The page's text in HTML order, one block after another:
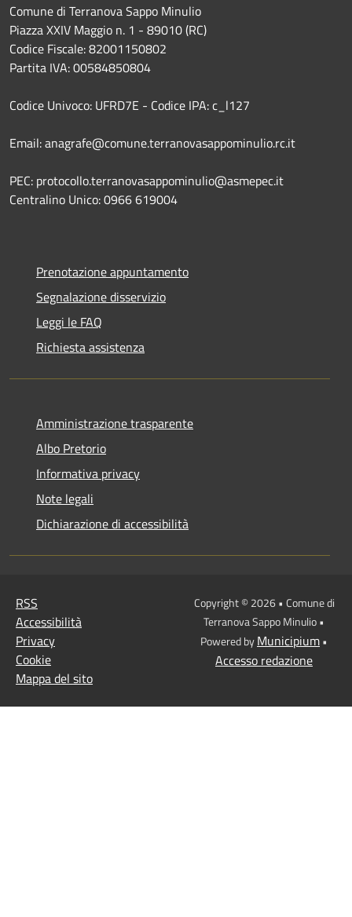
Comune di Terranova Sappo Minulio
Piazza XXIV Maggio n. 1 - 89010 (RC)
Codice Fiscale: 82001150802
Partita IVA: 00584850804
Codice Univoco: UFRD7E - Codice IPA: c_l127
Email: anagrafe@comune.terranovasappominulio.rc.it
PEC: protocollo.terranovasappominulio@asmepec.it
Centralino Unico: 0966 619004
Prenotazione appuntamento
Segnalazione disservizio
Leggi le FAQ
Richiesta assistenza
Amministrazione trasparente
Albo Pretorio
Informativa privacy
Note legali
Dichiarazione di accessibilità
RSS
Accessibilità
Privacy
Cookie
Mappa del sito
Copyright © 2026 • Comune di
Terranova Sappo Minulio •
Powered byMunicipium•
Accesso redazione